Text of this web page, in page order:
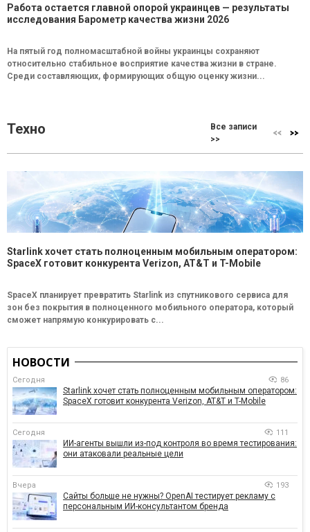
Работа остается главной опорой украинцев — результаты
исследования Барометр качества жизни 2026
На пятый год полномасштабной войны украинцы сохраняют
относительно стабильное восприятие качества жизни в стране.
Среди составляющих, формирующих общую оценку жизни...
Техно
Все записи
>>
Starlink хочет стать полноценным мобильным оператором:
SpaceX готовит конкурента Verizon, AT&T и T-Mobile
SpaceX планирует превратить Starlink из спутникового сервиса для
зон без покрытия в полноценного мобильного оператора, который
сможет напрямую конкурировать с...
НОВОСТИ
Сегодня 86
Starlink хочет стать полноценным мобильным оператором:
SpaceX готовит конкурента Verizon, AT&T и T-Mobile
Сегодня 111
ИИ-агенты вышли из-под контроля во время тестирования:
они атаковали реальные цели
Вчера 193
Сайты больше не нужны? OpenAI тестирует рекламу с
персональным ИИ-консультантом бренда